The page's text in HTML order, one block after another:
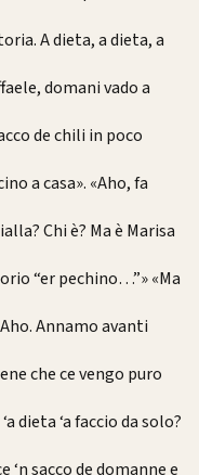
A dieta, a dieta, a
domani vado a
de chili in poco
a casa». «Aho, fa
Chi è? Ma è Marisa
“er pechino…”» «Ma
Annamo avanti
che ce vengo puro
dieta ‘a faccio da solo?
‘n sacco de domanne e